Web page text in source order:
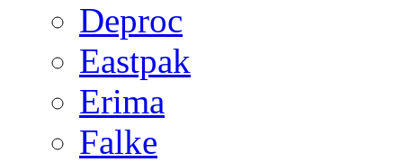
Deproc
Eastpak
Erima
Falke